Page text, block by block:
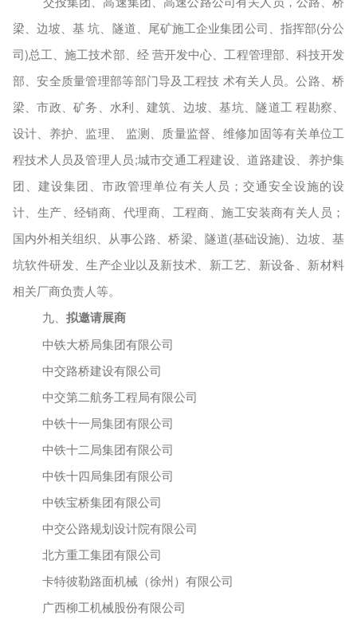
梁、边坡、基坑、隧道、尾矿施工企业集团公司、指挥部(分公
司)总工、施工技术部、经 营开发中心、工程管理部、科技开发
部、安全质量管理部等部门导及工程技 术有关人员。公路、桥
梁、市政、矿务、水利、建筑、边坡、基坑、隧道工程勘察、
设计、养护、监理、
监测、质量监督、维修加固等有关单位工
程技术人员及管理人员;城市交通工程建设、道路建设、养护集
团、建设集团、市政管理单位有关人员；交通安全设施的设
计、生产、经销商、代理商、工程商、施工安装商有关人员；
国内外相关组织、从事公路、桥梁、隧道(基础设施)、边坡、基
坑软件研发、生产企业以及新技术 、新工艺、新设备、新材料
相关厂商负责人等。
九、拟邀请展商
中铁大桥局集团有限公司
中交路桥建设有限公司
中交第二航务工程局有限公司
中铁十一局集团有限公司
中铁十二局集团有限公司
中铁十四局集团有限公司
中铁宝桥集团有限公司
中交公路规划设计院有限公司
北方重工集团有限公司
卡特彼勒路面机械（徐州）有限公司
广西柳工机械股份有限公司